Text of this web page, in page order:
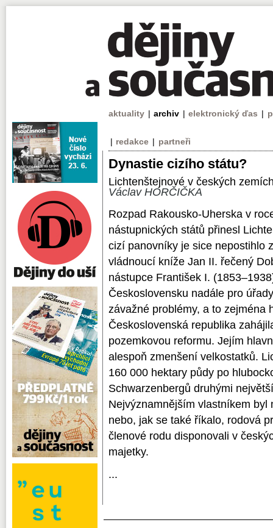
aktuality | archiv | elektronický ďas |
| redakce | partneři
Dynastie cizího státu?
Lichtenštejnové v českých
Václav HORČIČKA
Rozpad Rakousko-Uherska v
nástupnických států přinesl
cizí panovníky je sice nepostihlo
vládnoucí kníže Jan II. řečený
nástupce František I.
Československu nadále pro
závažné problémy, a to zejména
Československá republika
pozemkovou reformu. Jejím
alespoň zmenšení velkostatků.
160 000 hektary půdy po
Schwarzenbergů druhými
Nejvýznamnějším vlastníkem
nebo, jak se také říkalo, rodová
členové rodu disponovali v
majetky.
...